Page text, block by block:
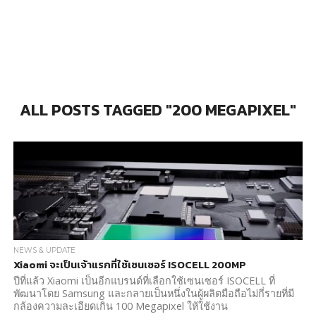
ALL POSTS TAGGED "200 MEGAPIXEL"
NEWS & UPDATE
Xiaomi จะเป็นเจ้าแรกที่ใช้เซนเซอร์ ISOCELL 200MP
ปีที่แล้ว Xiaomi เป็นอีกแบรนด์ที่เลือกใช้เซนเซอร์ ISOCELL ที่
พัฒนาโดย Samsung และกลายเป็นหนึ่งในผู้ผลิตมือถือไม่กี่รายที่มี
กล้องความละเอียดเกิน 100 Megapixel ให้ใช้งาน